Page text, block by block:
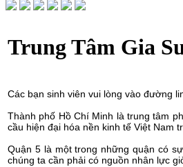
Trung Tâm Gia
Các bạn sinh viên vui lòng vào đường
Thành phố Hồ Chí Minh là trung tâm
cầu hiện đại hóa nền kinh tế Việt Nam
Quận 5 là một trong những quận có
chúng ta cần phải có nguồn nhân lực